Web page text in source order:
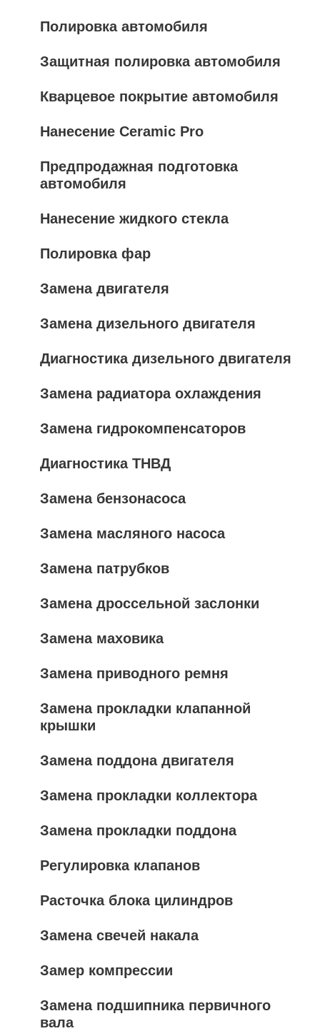
Полировка автомобиля
Защитная полировка автомобиля
Кварцевое покрытие автомобиля
Нанесение Ceramic Pro
Предпродажная подготовка
автомобиля
Нанесение жидкого стекла
Полировка фар
Замена двигателя
Замена дизельного двигателя
Диагностика дизельного двигателя
Замена радиатора охлаждения
Замена гидрокомпенсаторов
Диагностика ТНВД
Замена бензонасоса
Замена масляного насоса
Замена патрубков
Замена дроссельной заслонки
Замена маховика
Замена приводного ремня
Замена прокладки клапанной
крышки
Замена поддона двигателя
Замена прокладки коллектора
Замена прокладки поддона
Регулировка клапанов
Расточка блока цилиндров
Замена свечей накала
Замер компрессии
Замена подшипника первичного
вала